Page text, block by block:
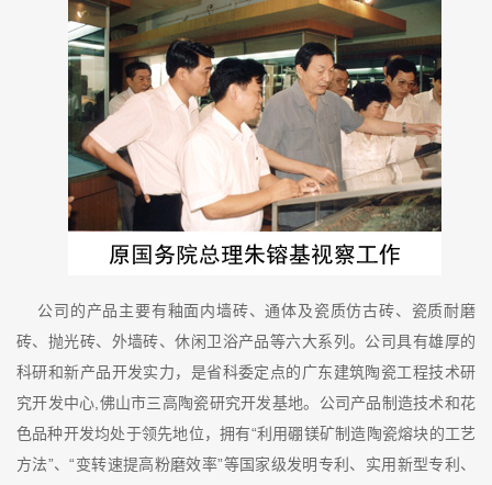
公司的产品主要有釉面内墙砖、通体及瓷质仿古砖、瓷质耐磨
砖、抛光砖、外墙砖、休闲卫浴产品等六大系列。公司具有雄厚的
科研和新产品开发实力，是省科委定点的广东建筑陶瓷工程技术研
究开发中心,佛山市三高陶瓷研究开发基地。公司产品制造技术和花
色品种开发均处于领先地位，拥有“利用硼镁矿制造陶瓷熔块的工艺
方法”、“变转速提高粉磨效率”等国家级发明专利、实用新型专利、